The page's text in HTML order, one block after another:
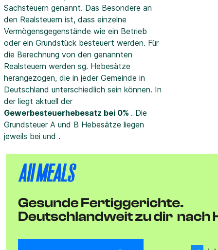
Sachsteuern genannt. Das Besondere an
den Realsteuern ist, dass einzelne
Vermögensgegenstände wie ein Betrieb
oder ein Grundstück besteuert werden. Für
die Berechnung von den genannten
Realsteuern werden sg. Hebesätze
herangezogen, die in jeder Gemeinde in
Deutschland unterschiedlich sein können. In
der liegt aktuell der
Gewerbesteuerhebesatz bei 0% . Die
Grundsteuer A und B Hebesätze liegen
jeweils bei und .